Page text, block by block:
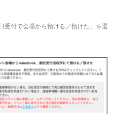
受付で会場から預ける／預けた」を選